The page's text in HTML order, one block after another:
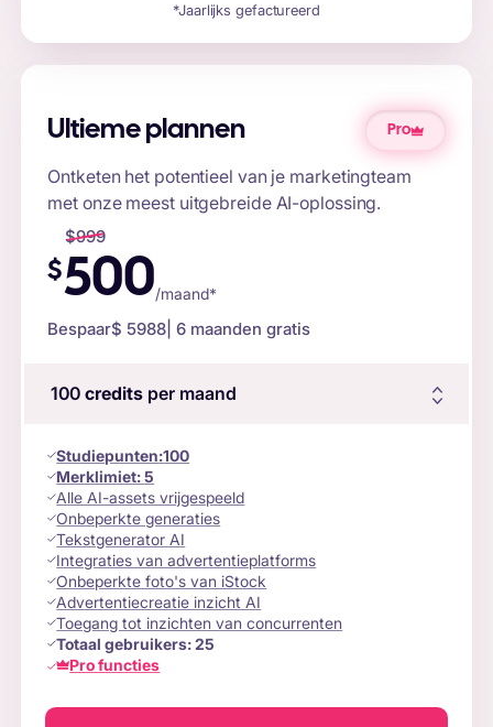
*Jaarlijks gefactureerd
Ultieme plannen Pro
Ontketen het potentieel van je marketingteam
met onze meest uitgebreide AI-oplossing.
$999
$500/maand*
Bespaar$ 5988 | 6 maanden gratis
100 creditsper maand
Studiepunten:100
Merklimiet:5
Alle AI-assets vrijgespeeld
Onbeperkte generaties
Tekstgenerator AI
Integraties van advertentieplatforms
Onbeperkte foto's van iStock
Advertentiecreatie inzicht AI
Toegang tot inzichten van concurrenten
Totaal gebruikers:25
Pro functies